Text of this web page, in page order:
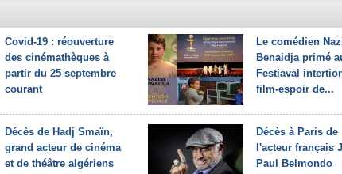
Covid-19 : réouverture
des cinémathèques à
partir du 25 septembre
courant
Le comédien
Benaidja primé
Festiaval
film-espoir de...
Décès de Hadj Smaïn,
grand acteur de cinéma
et de théâtre algériens
Décès à Paris de
l'acteur français
Paul Belmondo